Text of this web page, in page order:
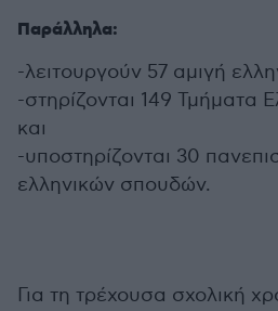
Παράλληλα:
-λειτουργούν 57 αμιγή
-στηρίζονται 149 Τμήματα
και
-υποστηρίζονται 30
ελληνικών σπουδών.
Για τη τρέχουσα σχολική